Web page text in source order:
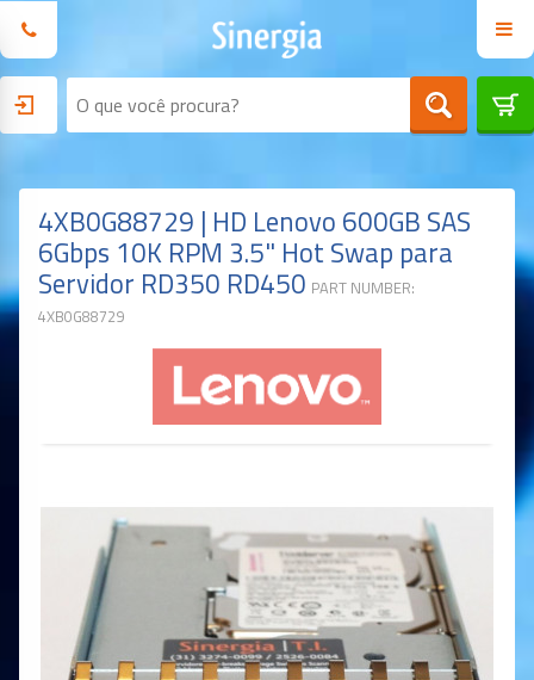
4XB0G88729 | HD Lenovo 600GB SAS
6Gbps 10K RPM 3.5" Hot Swap para
Servidor RD350 RD450 PART NUMBER:
4XB0G88729